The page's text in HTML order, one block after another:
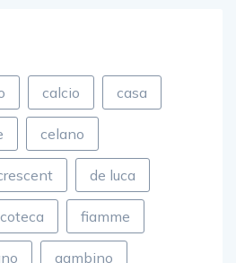
calcio casa
celano
de luca
fiamme
gambino